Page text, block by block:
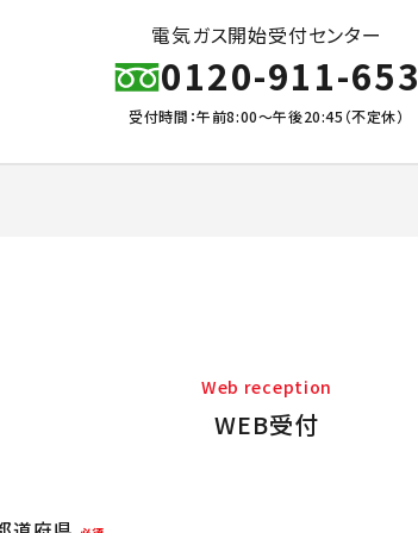
電気ガス開始受付センター
0120-911-653
受付時間：午前8:00～午後20:45（不定休）
Web reception
WEB受付